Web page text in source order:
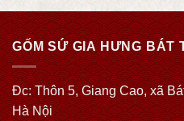
GỐM SỨ GIA HƯNG BÁT
Đc: Thôn 5, Giang Cao, xã
Hà Nội